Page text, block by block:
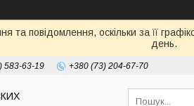
та повідомлення, оскільки за її
день.
583-63-19 +380 (73) 204-67-70